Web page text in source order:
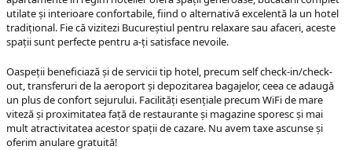
utilate și interioare confortabile, fiind o alternativă excelentă la un hotel
tradițional. Fie că vizitezi Bucureștiul pentru relaxare sau afaceri, aceste
spații sunt perfecte pentru a-ți satisface nevoile.
Oaspeții beneficiază și de servicii tip hotel, precum self check-in/check-
out, transferuri de la aeroport și depozitarea bagajelor, ceea ce adaugă
un plus de confort sejurului. Facilități esențiale precum WiFi de mare
viteză și proximitatea față de restaurante și magazine sporesc și mai
mult atractivitatea acestor spații de cazare. Nu avem taxe ascunse și
oferim anulare gratuită!